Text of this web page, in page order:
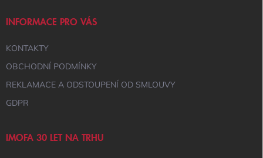
INFORMACE PRO VÁS
KONTAKTY
OBCHODNÍ PODMÍNKY
REKLAMACE A ODSTOUPENÍ OD SMLOUVY
GDPR
IMOFA 30 LET NA TRHU